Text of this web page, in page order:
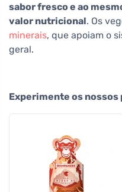
sabor fresco e ao
valor nutricional. Os
minerais, que apoiam o
geral.
Experimente os